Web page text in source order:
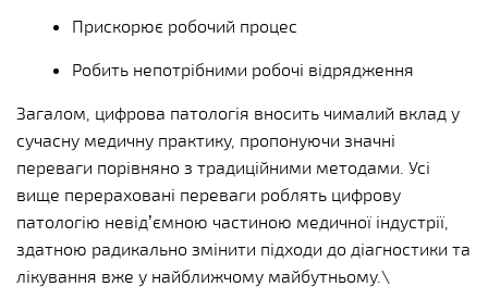
Прискорює робочий процес
Робить непотрібними робочі відрядження
Загалом, цифрова патологія вносить чималий вклад у
сучасну медичну практику, пропонуючи значні
переваги порівняно з традиційними методами. Усі
вище перераховані переваги роблять цифрову
патологію невід’ємною частиною медичної індустрії,
здатною радикально змінити підходи до діагностики та
лікування вже у найближчому майбутньому.\